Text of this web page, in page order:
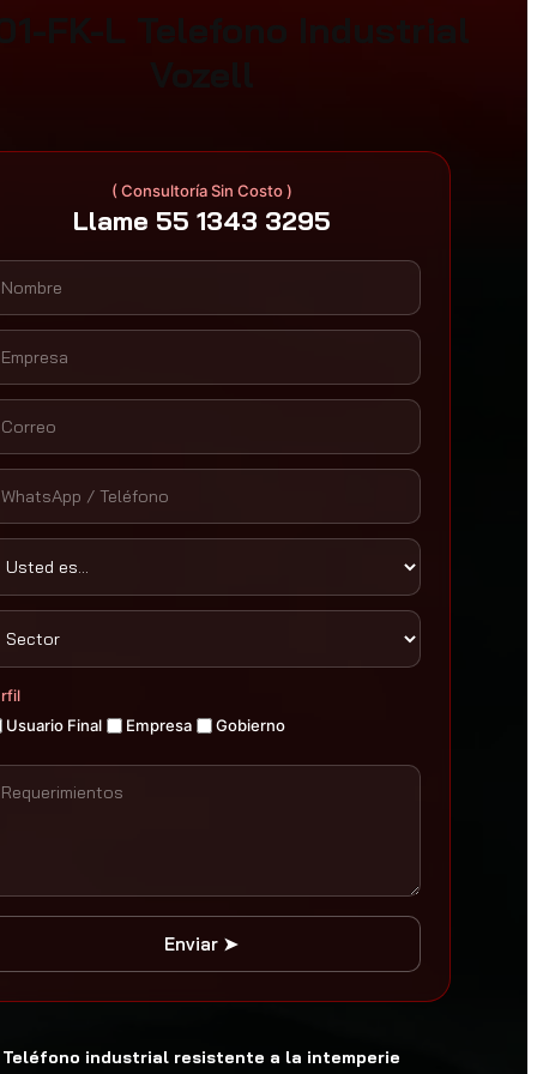
FK-L Telefono Industrial
( Consultoría Sin Costo )
Llame 55 1343 3295
Usuario Final Empresa Gobierno
Enviar ➤
Teléfono industrial resistente a la intemperie